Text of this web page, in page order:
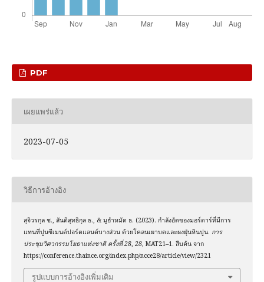
PDF
เผยแพร่แล้ว
2023-07-05
วิธีการอ้างอิง
สุจิวรกุล ช., สันติสุทธิกุล ธ., & มูฮำหมัด ธ. (2023). กำลังอัดของมอร์ตาร์ที่มีการ
แทนที่ปูนซีเมนต์ปอร์ตแลนด์บางส่วน ด้วยโคลนเผาบดและผงฝุ่นหินปูน. การ
ประชุมวิศวกรรมโยธาแห่งชาติ ครั้งที่ 28, 28, MAT21–1. สืบค้น จาก
https://conference.thaince.org/index.php/ncce28/article/view/2321
รูปแบบการอ้างอิงเพิ่มเติม